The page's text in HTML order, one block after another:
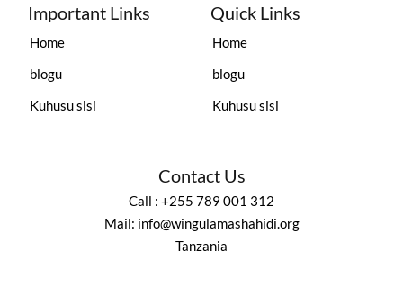
Important Links
Home
blogu
Kuhusu sisi
Quick Links
Home
blogu
Kuhusu sisi
Contact Us
Call : +255 789 001 312
Mail: info@wingulamashahidi.org
Tanzania